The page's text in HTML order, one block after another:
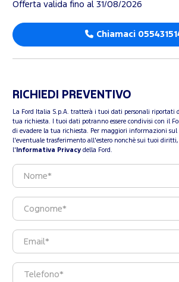
Offerta valida fino al 31/08/2026
Chiamaci
RICHIEDI PREVENTIVO
La Ford Italia S.p.A. tratterà i tuoi dati personali riportati
tua richiesta. I tuoi dati potranno essere condivisi con il
di evadere la tua richiesta. Per maggiori informazioni
l'eventuale trasferimento all'estero nonchè sui tuoi diritti,
l' Informativa Privacy della Ford.